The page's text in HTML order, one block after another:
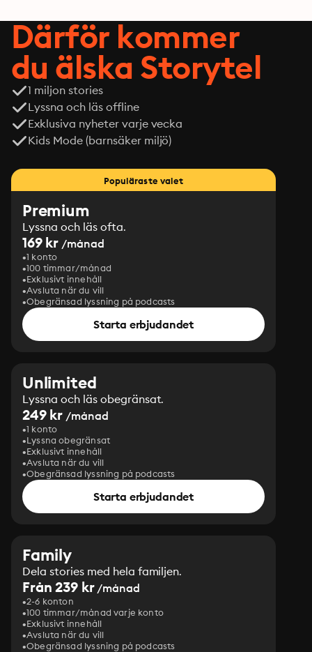
Därför kommer
du älska Storytel
1 miljon stories
Lyssna och läs offline
Exklusiva nyheter varje vecka
Kids Mode (barnsäker miljö)
Populäraste valet
Premium
Lyssna och läs ofta.
169 kr /månad
1 konto
100 timmar/månad
Exklusivt innehåll
Avsluta när du vill
Obegränsad lyssning på podcasts
Starta erbjudandet
Unlimited
Lyssna och läs obegränsat.
249 kr /månad
1 konto
Lyssna obegränsat
Exklusivt innehåll
Avsluta när du vill
Obegränsad lyssning på podcasts
Starta erbjudandet
Family
Dela stories med hela familjen.
Från 239 kr/månad
2-6 konton
100 timmar/månad varje konto
Exklusivt innehåll
Avsluta när du vill
Obegränsad lyssning på podcasts